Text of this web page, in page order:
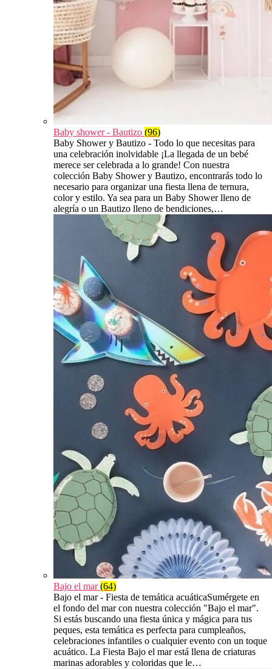
Baby shower - Bautizo (96)
Baby Shower y Bautizo - Todo lo que necesitas para
una celebración inolvidable ¡La llegada de un bebé
merece ser celebrada a lo grande! Con nuestra
colección Baby Shower y Bautizo, encontrarás todo lo
necesario para organizar una fiesta llena de ternura,
color y estilo. Ya sea para un Baby Shower lleno de
alegría o un Bautizo lleno de bendiciones,…
Bajo el mar(64)
Bajo el mar - Fiesta de temática acuáticaSumérgete en
el fondo del mar con nuestra colección "Bajo el mar".
Si estás buscando una fiesta única y mágica para tus
peques, esta temática es perfecta para cumpleaños,
celebraciones infantiles o cualquier evento con un toque
acuático. La Fiesta Bajo el mar está llena de criaturas
marinas adorables y coloridas que le…